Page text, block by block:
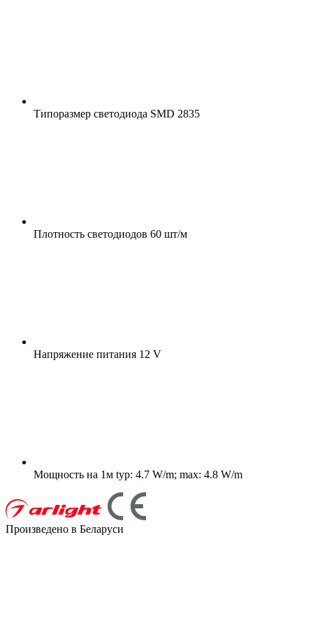
Типоразмер светодиода SMD 2835
Плотность светодиодов 60 шт/м
Напряжение питания 12 V
Мощность на 1м typ: 4.7 W/m; max: 4.8 W/m
Произведено в Беларуси